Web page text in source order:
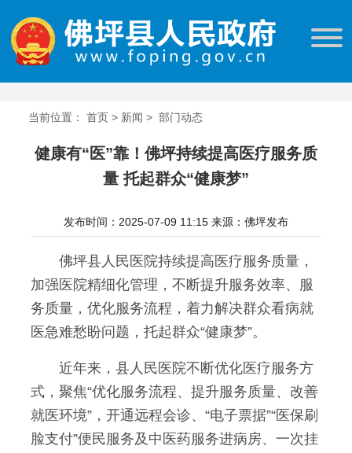
当前位置： 首页 > 新闻 > 部门动态
健康有“医”靠！佛坪持续提高医疗服务质
量 托起群众“健康梦”
发布时间：2025-07-09 11:15 来源：佛坪发布
佛坪县人民医院持续提高医疗服务质量，
加强医院精细化管理，不断提升服务效率、服
务质量，优化服务流程，着力解决群众看病就
医急难愁盼问题，托起群众“健康梦”。
近年来，县人民医院不断优化医疗服务方
式，聚焦“优化服务流程、提升服务质量、改善
就医环境”，开通远程会诊、“电子票据”“医保刷
脸支付”便民服务及中医药服务进病房、一次挂